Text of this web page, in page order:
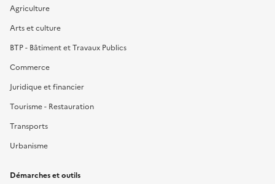
Agriculture
Arts et culture
BTP - Bâtiment et Travaux Publics
Commerce
Juridique et financier
Tourisme - Restauration
Transports
Urbanisme
Démarches et outils